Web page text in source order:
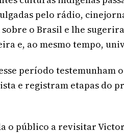
pelo rádio,
o Brasil e lhe
e, ao mesmo tempo,
período testemunham
e registram etapas do
o público a revisitar